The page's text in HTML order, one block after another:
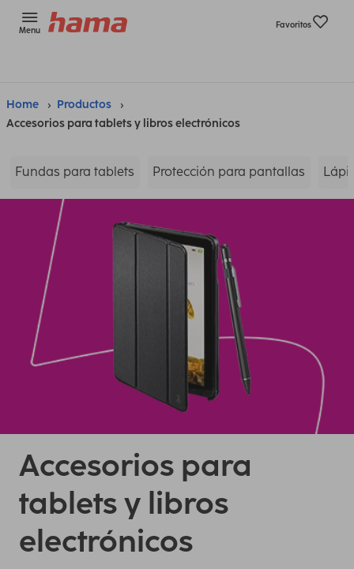
Menu
Favoritos
Home
Productos
Accesorios para tablets y libros electrónicos
Fundas para tablets Protección para pantallas
Accesorios para
tablets y libros
electrónicos